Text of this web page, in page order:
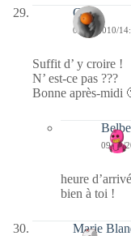
Clo
09/03/2010/
Suffit d’ y croire !
N’ est-ce pas ???
Bonne après-midi
Belbe
09/03/
heure
bien à toi !
Marie